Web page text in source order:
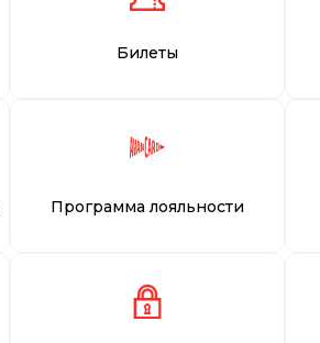
Билеты
Программа лояльности